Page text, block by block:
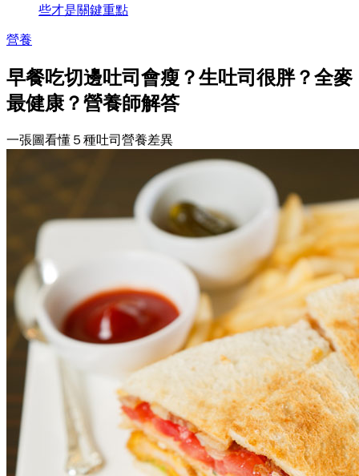
些才是關鍵重點
營養
早餐吃切邊吐司會瘦？生吐司很胖？全麥
最健康？營養師解答
一張圖看懂５種吐司營養差異